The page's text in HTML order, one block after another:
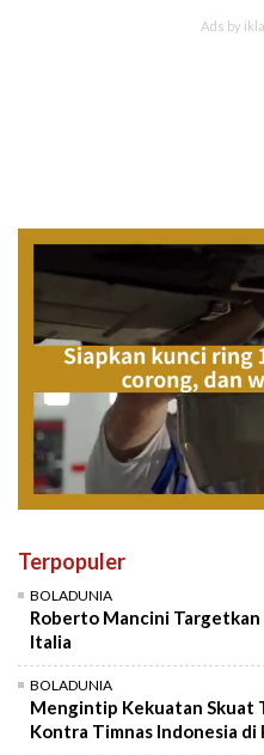
Terpopuler
BOLADUNIA
Roberto Mancini
Italia
BOLADUNIA
Mengintip Kekuatan Skuat
Kontra Timnas Indonesia di